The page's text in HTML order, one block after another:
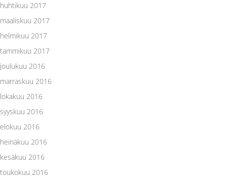
huhtikuu 2017
maaliskuu 2017
helmikuu 2017
tammikuu 2017
joulukuu 2016
marraskuu 2016
lokakuu 2016
syyskuu 2016
elokuu 2016
heinäkuu 2016
kesäkuu 2016
toukokuu 2016